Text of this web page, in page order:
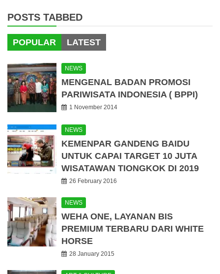
POSTS TABBED
POPULAR LATEST
NEWS
MENGENAL BADAN PROMOSI
PARIWISATA INDONESIA ( BPPI)
1 November 2014
NEWS
KEMENPAR GANDENG BAIDU
UNTUK CAPAI TARGET 10 JUTA
WISATAWAN TIONGKOK DI 2019
26 February 2016
NEWS
WEHA ONE, LAYANAN BIS
PREMIUM TERBARU DARI WHITE
HORSE
28 January 2015